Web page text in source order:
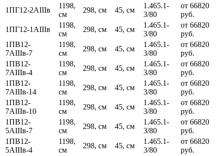
1ПГ12-2АIIIв
1198,
см
298, см 45, см
1.465.1-
3/80
от 66820
руб.
1ПГ12-1АIIIв
1198,
см
298, см 45, см
1.465.1-
3/80
от 66820
руб.
1ПВ12-
7АIIIв-7
1198,
см
298, см 45, см
1.465.1-
3/80
от 66820
руб.
1ПВ12-
7АIIIв-4
1198,
см
298, см 45, см
1.465.1-
3/80
от 66820
руб.
1ПВ12-
7АIIIв-14
1198,
см
298, см 45, см
1.465.1-
3/80
от 66820
руб.
1ПВ12-
7АIIIв-10
1198,
см
298, см 45, см
1.465.1-
3/80
от 66820
руб.
1ПВ12-
5АIIIв-7
1198,
см
298, см 45, см
1.465.1-
3/80
от 66820
руб.
1ПВ12-
5АIIIв-4
1198,
см
298, см 45, см
1.465.1-
3/80
от 66820
руб.